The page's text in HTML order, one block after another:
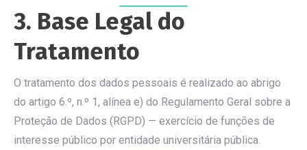
3. Base Legal do
Tratamento
O tratamento dos dados pessoais é realizado ao abrigo
do artigo 6.º, n.º 1, alínea e) do Regulamento Geral sobre a
Proteção de Dados (RGPD) — exercício de funções de
interesse público por entidade universitária pública.